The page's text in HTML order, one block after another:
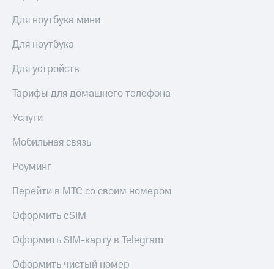
Для ноутбука мини
Для ноутбука
Для устройств
Тарифы для домашнего телефона
Услуги
Мобильная связь
Роуминг
Перейти в МТС со своим номером
Оформить eSIM
Оформить SIM-карту в Telegram
Оформить чистый номер